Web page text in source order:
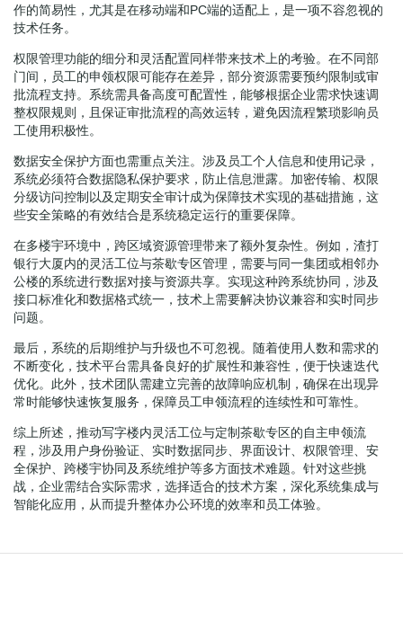
作的简易性，尤其是在移动端和PC端的适配上，是一项不容忽视的
技术任务。
权限管理功能的细分和灵活配置同样带来技术上的考验。在不同部
门间，员工的申领权限可能存在差异，部分资源需要预约限制或审
批流程支持。系统需具备高度可配置性，能够根据企业需求快速调
整权限规则，且保证审批流程的高效运转，避免因流程繁琐影响员
工使用积极性。
数据安全保护方面也需重点关注。涉及员工个人信息和使用记录，
系统必须符合数据隐私保护要求，防止信息泄露。加密传输、权限
分级访问控制以及定期安全审计成为保障技术实现的基础措施，这
些安全策略的有效结合是系统稳定运行的重要保障。
在多楼宇环境中，跨区域资源管理带来了额外复杂性。例如，渣打
银行大厦内的灵活工位与茶歇专区管理，需要与同一集团或相邻办
公楼的系统进行数据对接与资源共享。实现这种跨系统协同，涉及
接口标准化和数据格式统一，技术上需要解决协议兼容和实时同步
问题。
最后，系统的后期维护与升级也不可忽视。随着使用人数和需求的
不断变化，技术平台需具备良好的扩展性和兼容性，便于快速迭代
优化。此外，技术团队需建立完善的故障响应机制，确保在出现异
常时能够快速恢复服务，保障员工申领流程的连续性和可靠性。
综上所述，推动写字楼内灵活工位与定制茶歇专区的自主申领流
程，涉及用户身份验证、实时数据同步、界面设计、权限管理、安
全保护、跨楼宇协同及系统维护等多方面技术难题。针对这些挑
战，企业需结合实际需求，选择适合的技术方案，深化系统集成与
智能化应用，从而提升整体办公环境的效率和员工体验。